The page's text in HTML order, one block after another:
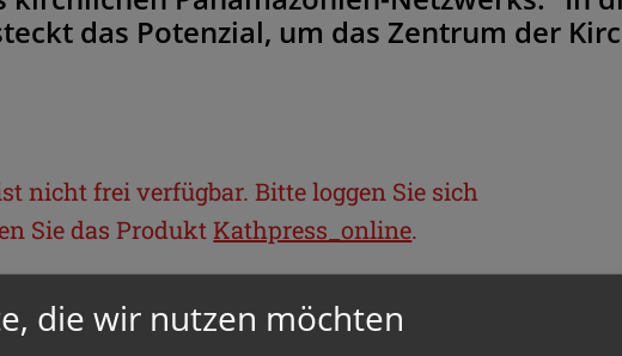
das Potenzial, um das Zentrum der
nicht frei verfügbar. Bitte loggen Sie sich
Sie das Produkt Kathpress_online.
die wir nutzen möchten